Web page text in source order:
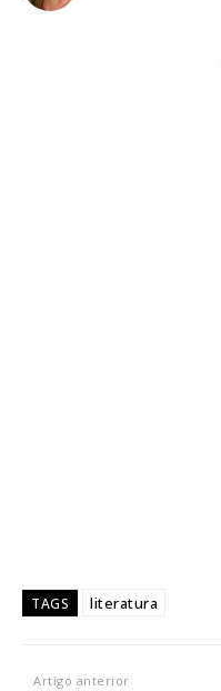
TAGS literatura
Artigo anterior